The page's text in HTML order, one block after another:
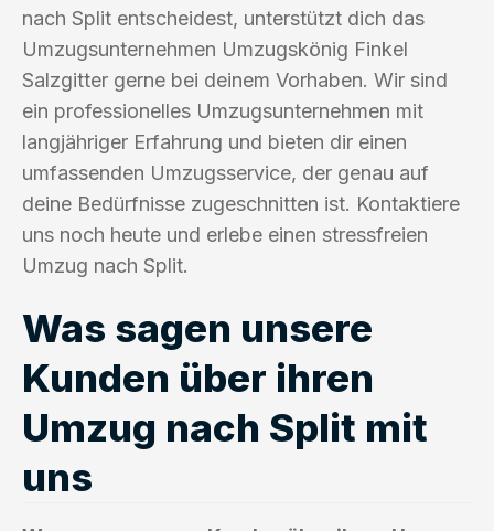
nach Split entscheidest, unterstützt dich das
Umzugsunternehmen Umzugskönig Finkel
Salzgitter gerne bei deinem Vorhaben. Wir sind
ein professionelles Umzugsunternehmen mit
langjähriger Erfahrung und bieten dir einen
umfassenden Umzugsservice, der genau auf
deine Bedürfnisse zugeschnitten ist. Kontaktiere
uns noch heute und erlebe einen stressfreien
Umzug nach Split.
Was sagen unsere
Kunden über ihren
Umzug nach Split mit
uns